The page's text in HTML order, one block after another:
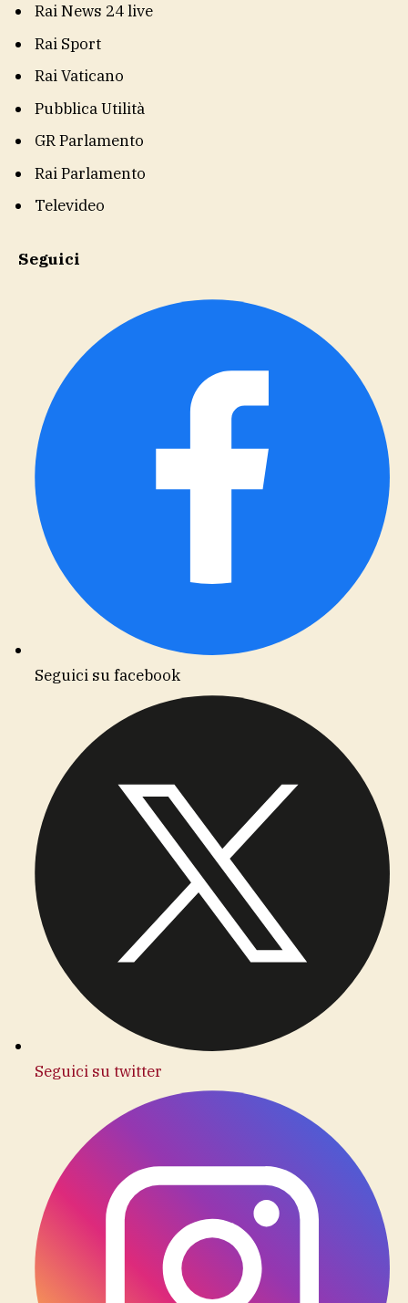
Rai News 24 live
Rai Sport
Rai Vaticano
Pubblica Utilità
GR Parlamento
Rai Parlamento
Televideo
Seguici
Seguici su facebook
Seguici su twitter